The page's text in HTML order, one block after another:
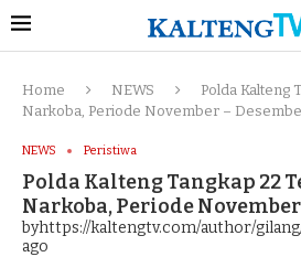
Home NEWS
Polda Kalteng
Narkoba, Periode November –
NEWS Peristiwa
Polda Kalteng Tangkap 22
Narkoba, Periode November
byhttps://kaltengtv.com/author/
ago